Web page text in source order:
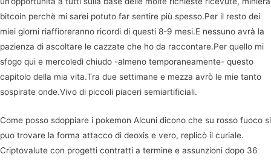
bitcoin perchè mi sarei potuto far sentire più spesso.Per il resto dei
miei giorni riaffioreranno ricordi di questi 8-9 mesi.E nessuno avrà la
pazienza di ascoltare le cazzate che ho da raccontare.Per quello mi
sfogo qui e mercoledì chiudo -almeno temporaneamente- questo
capitolo della mia vita.Tra due settimane e mezza avrò le mie tanto
sospirate onde.Vivo di piccoli piaceri semiartificiali.
Come posso sdoppiare i pokemon Alcuni dicono che su rosso fuoco si
puo trovare la forma attacco di deoxis e vero, replicò il curiale.
Criptovalute con progetti contratti a termine e assunzioni dopo 36